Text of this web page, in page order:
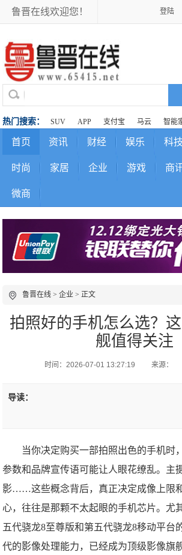
鲁晋在线欢迎您！ 登陆
热门搜索： SUV APP 支付宝 马云 智能
首页 资讯 财经 娱乐 科技
时尚 家居 企业 游戏 商
微商
鲁晋在线 >企业 > 正文
拍照好的手机怎么选？
舰值得关注
时间：2026-07-01 13:27:19 来源：
导读：
当你决定购买一部拍照出色的手机时
参数和品牌宣传语可能让人眼花缭乱。主
影……这些概念背后，真正决定成像上限
心，往往是那颗不太起眼的手机芯片。尤
五代骁龙8至尊版和第五代骁龙8移动平台
代的影像处理能力，已经成为顶级影像旗